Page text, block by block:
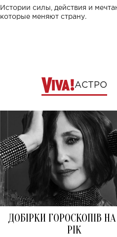
Истории силы, действия и
которые меняют страну.
АСТРО
ДОБІРКИ ГОРОСКОПІВ
РІК